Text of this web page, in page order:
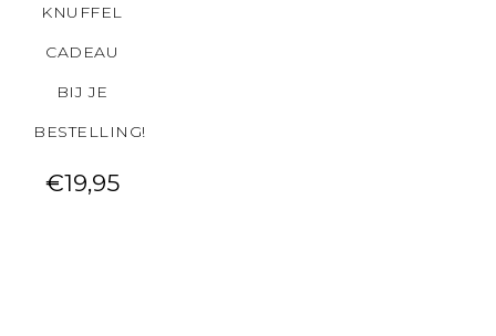
KNUFFEL
CADEAU
BIJ JE
BESTELLING!
€19,95